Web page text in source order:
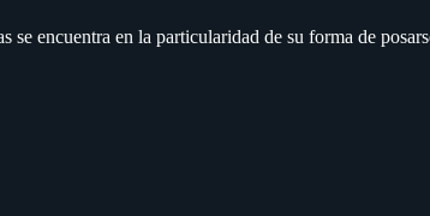
se encuentra en la particularidad de su forma de